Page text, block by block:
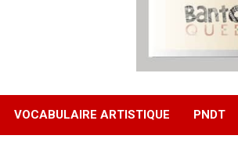
VOCABULAIRE ARTISTIQUE PNDT